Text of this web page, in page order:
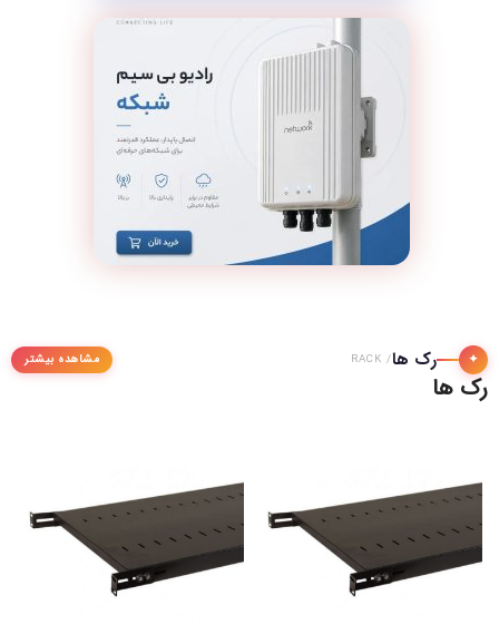
✦ رک ها/ RACK مشاهده بیشتر
رک ها